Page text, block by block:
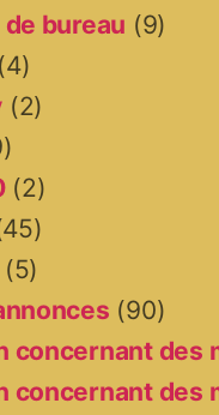
bureau (9)
(4)
(2)
(2)
(5)
(90)
concernant des
concernant des